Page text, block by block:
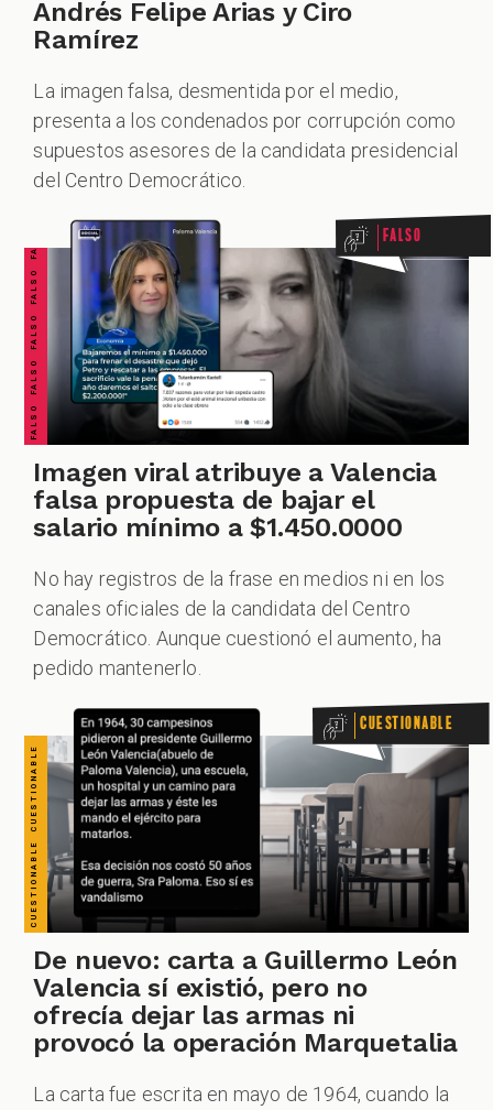
Andrés Felipe Arias y Ciro
Ramírez
La imagen falsa, desmentida por el medio,
presenta a los condenados por corrupción como
supuestos asesores de la candidata presidencial
del Centro Democrático.
FALSO FALSO FALSO FALSO FALSO FALSO FALSO Falso
Imagen viral atribuye a Valencia
falsa propuesta de bajar el
salario mínimo a $1.450.0000
No hay registros de la frase en medios ni en los
canales oficiales de la candidata del Centro
Democrático. Aunque cuestionó el aumento, ha
pedido mantenerlo.
CUESTIONABLE CUESTIONABLE CUESTIONABLE CUESTIONABLE CUESTIONABLE CUESTIONABLE CUESTIONABLE Cuestionable
De nuevo: carta a Guillermo León
Valencia sí existió, pero no
ofrecía dejar las armas ni
provocó la operación Marquetalia
La carta fue escrita en mayo de 1964, cuando la